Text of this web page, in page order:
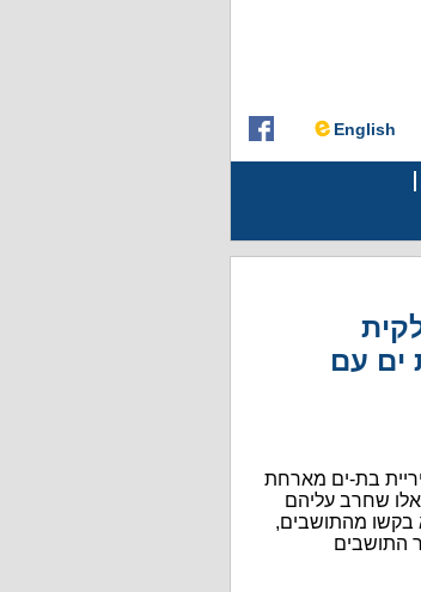
English
ים עם
בת-ים מארחת
שחרב עליהם
בקשו מהתושבים,
התושבים